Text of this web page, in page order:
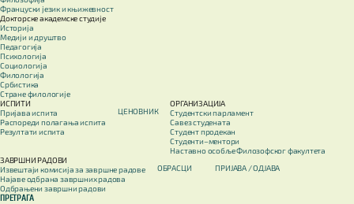
Француски језик и књижевност
Докторске академске студије
Историја
Медији и друштво
Педагогија
Психологија
Социологија
Филологија
Србистика
Стране филологије
ИСПИТИ
Пријава испита
Распореди полагања испита
Резултати испита
ЦЕНОВНИК
ОРГАНИЗАЦИЈА
Студентски парламент
Савез студената
Студент продекан
Студенти–ментори
Наставно особље Филозофског факултета
ЗАВРШНИ РАДОВИ
Извештаји комисија за завршне радове
Најаве одбрана завршних радова
Одбрањени завршни радови
ОБРАСЦИ ПРИЈАВА / OДЈАВА
ПРЕТРАГА